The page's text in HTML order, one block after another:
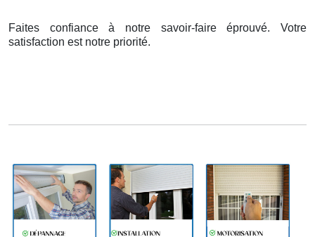
Faites confiance à notre savoir-faire éprouvé. Votre
satisfaction est notre priorité.